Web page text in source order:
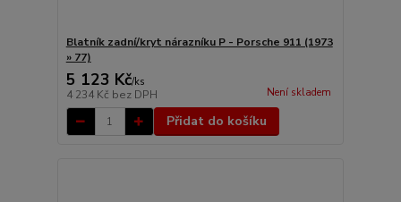
Blatník zadní/kryt nárazníku P - Porsche 911 (1973
» 77)
5 123 Kč/ks
4 234 Kč bez DPH Není skladem
Přidat do košíku